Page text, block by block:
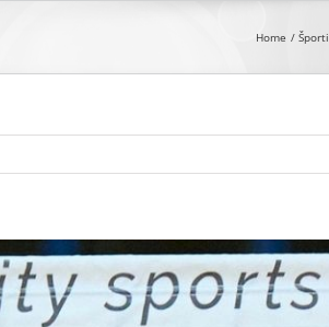
Home Športi